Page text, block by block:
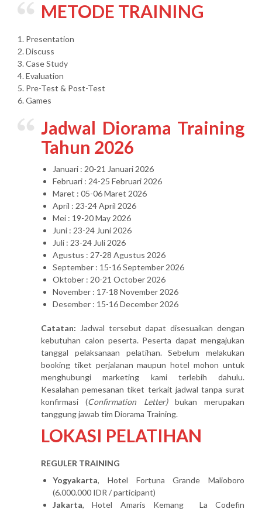
METODE TRAINING
1. Presentation
2. Discuss
3. Case Study
4. Evaluation
5. Pre-Test & Post-Test
6. Games
Jadwal Diorama Training
Tahun 2026
Januari : 20-21 Januari 2026
Februari : 24-25 Februari 2026
Maret : 05-06 Maret 2026
April : 23-24 April 2026
Mei : 19-20 May 2026
Juni : 23-24 Juni 2026
Juli : 23-24 Juli 2026
Agustus : 27-28 Agustus 2026
September : 15-16 September 2026
Oktober : 20-21 October 2026
November : 17-18 November 2026
Desember : 15-16 December 2026
Catatan: Jadwal tersebut dapat disesuaikan dengan
kebutuhan calon peserta. Peserta dapat mengajukan
tanggal pelaksanaan pelatihan. Sebelum melakukan
booking tiket perjalanan maupun hotel mohon untuk
menghubungi marketing kami terlebih dahulu.
Kesalahan pemesanan tiket terkait jadwal tanpa surat
konfirmasi (Confirmation Letter)bukan merupakan
tanggung jawab tim Diorama Training.
LOKASI PELATIHAN
REGULER TRAINING
Yogyakarta, Hotel Fortuna Grande Malioboro
(6.000.000 IDR / participant)
Jakarta, Hotel Amaris Kemang La Codefin